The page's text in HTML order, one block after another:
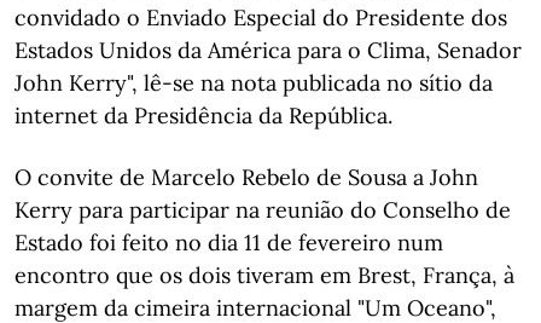
convidado o Enviado Especial do Presidente dos
Estados Unidos da América para o Clima, Senador
John Kerry", lê-se na nota publicada no sítio da
internet da Presidência da República.
O convite de Marcelo Rebelo de Sousa a John
Kerry para participar na reunião do Conselho de
Estado foi feito no dia 11 de fevereiro num
encontro que os dois tiveram em Brest, França, à
margem da cimeira internacional "Um Oceano",